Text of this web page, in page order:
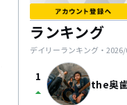
ランキング
デイリーランキング・
1
arrow_drop_up the奥